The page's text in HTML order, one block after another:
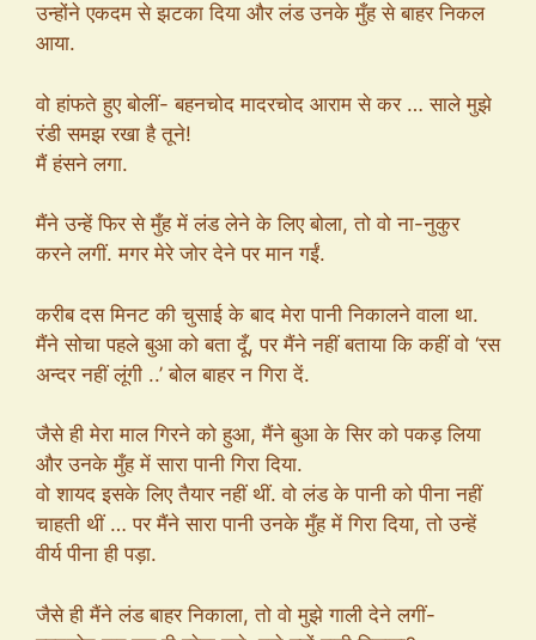
उन्होंने एकदम से झटका दिया और लंड उनके मुँह से बाहर निकल
आया.
वो हांफते हुए बोलीं- बहनचोद मादरचोद आराम से कर … साले मुझे
रंडी समझ रखा है तूने!
मैं हंसने लगा.
मैंने उन्हें फिर से मुँह में लंड लेने के लिए बोला, तो वो ना-नुकुर
करने लगीं. मगर मेरे जोर देने पर मान गईं.
करीब दस मिनट की चुसाई के बाद मेरा पानी निकालने वाला था.
मैंने सोचा पहले बुआ को बता दूँ, पर मैंने नहीं बताया कि कहीं वो ‘रस
अन्दर नहीं लूंगी ..’ बोल बाहर न गिरा दें.
जैसे ही मेरा माल गिरने को हुआ, मैंने बुआ के सिर को पकड़ लिया
और उनके मुँह में सारा पानी गिरा दिया.
वो शायद इसके लिए तैयार नहीं थीं. वो लंड के पानी को पीना नहीं
चाहती थीं … पर मैंने सारा पानी उनके मुँह में गिरा दिया, तो उन्हें
वीर्य पीना ही पड़ा.
जैसे ही मैंने लंड बाहर निकाला, तो वो मुझे गाली देने लगीं-